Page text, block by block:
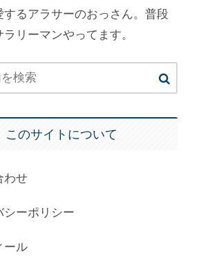
するアラサーのおっさん。普段
リーマンやってます。
このサイトについて
わせ
シーポリシー
ール